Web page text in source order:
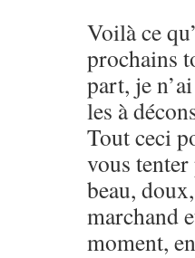
Voilà ce
prochains
part, je
les à
Tout ceci
vous
beau,
marchand
moment,